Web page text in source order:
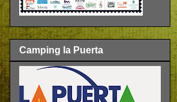
Camping la Puerta